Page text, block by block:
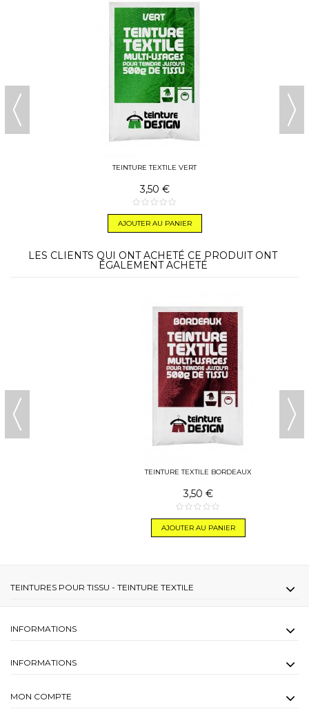
TEINTURE TEXTILE VERT
3,50 €
AJOUTER AU PANIER
LES CLIENTS QUI ONT ACHETÉ CE PRODUIT ONT
ÉGALEMENT ACHETÉ
TEINTURE TEXTILE BORDEAUX
AJOUTER AU PANIER
TEINTURES POUR TISSU - TEINTURE TEXTILE
INFORMATIONS
INFORMATIONS
MON COMPTE